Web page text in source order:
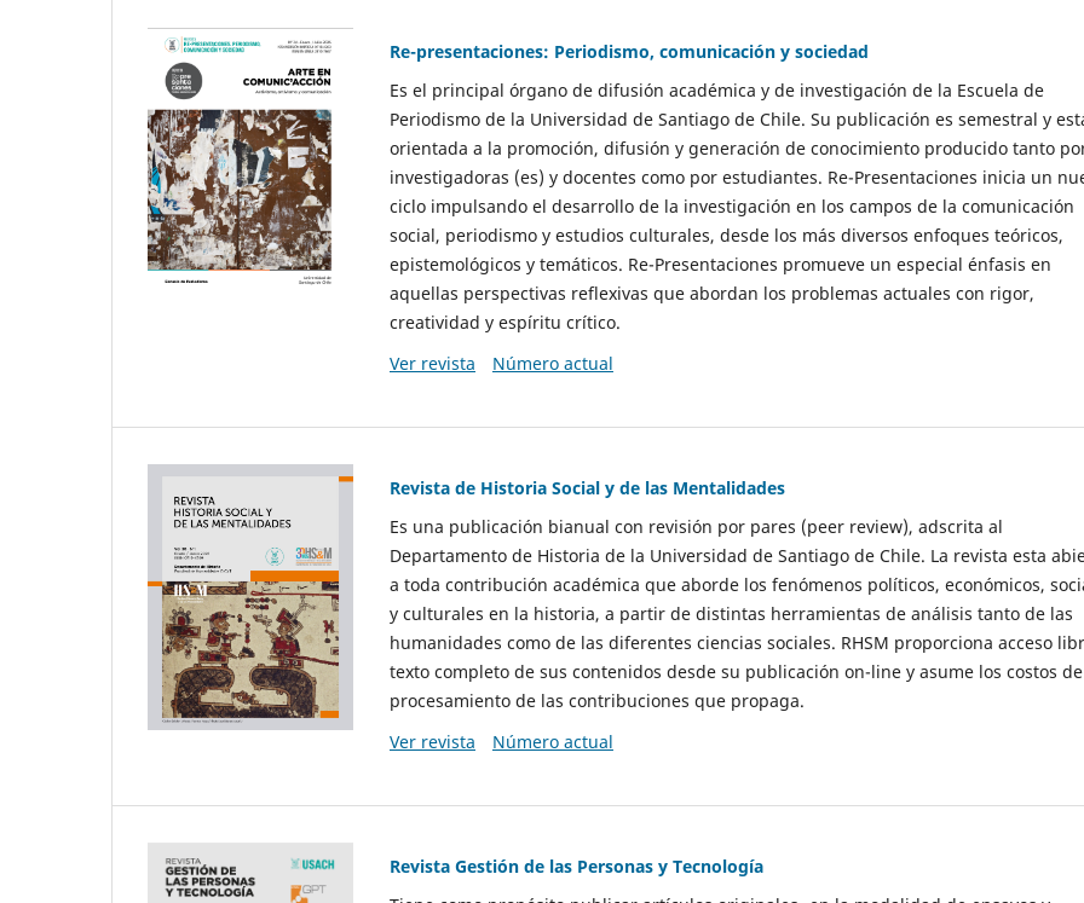
Re-presentaciones: Periodismo, comunicación y sociedad
Es el principal órgano de difusión académica y de investigación de la Escuela de
Periodismo de la Universidad de Santiago de Chile. Su publicación es semestral y
orientada a la promoción, difusión y generación de conocimiento producido tanto
investigadoras (es) y docentes como por estudiantes. Re-Presentaciones inicia un
ciclo impulsando el desarrollo de la investigación en los campos de la comunicación
social, periodismo y estudios culturales, desde los más diversos enfoques teóricos,
epistemológicos y temáticos. Re-Presentaciones promueve un especial énfasis en
aquellas perspectivas reflexivas que abordan los problemas actuales con rigor,
creatividad y espíritu crítico.
Ver revista
Número actual
Revista de Historia Social y de las Mentalidades
Es una publicación bianual con revisión por pares (peer review), adscrita al
Departamento de Historia de la Universidad de Santiago de Chile. La revista esta
a toda contribución académica que aborde los fenómenos políticos, económicos,
y culturales en la historia, a partir de distintas herramientas de análisis tanto de las
humanidades como de las diferentes ciencias sociales. RHSM proporciona acceso
texto completo de sus contenidos desde su publicación on-line y asume los costos de
procesamiento de las contribuciones que propaga.
Ver revista
Número actual
Revista Gestión de las Personas y Tecnología